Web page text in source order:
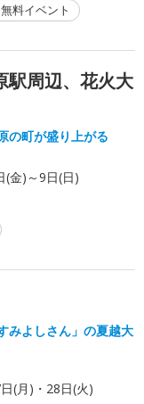
無料イベント
駅周辺、花火大
の町が盛り上がる
(金)～9日(日)
みよしさん」の夏越大
(月)・28日(火)